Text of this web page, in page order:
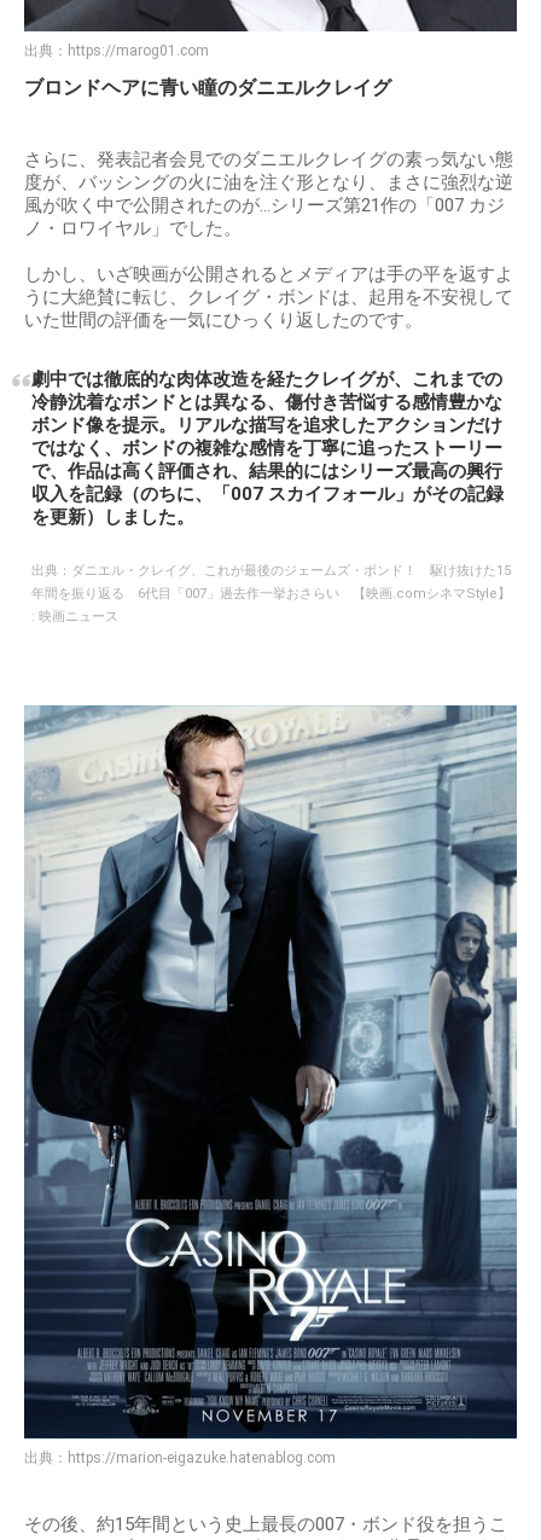
出典： https://marog01.com
ブロンドヘアに青い瞳のダニエルクレイグ
さらに、発表記者会見でのダニエルクレイグの素っ気ない態
度が、バッシングの火に油を注ぐ形となり、まさに強烈な逆
風が吹く中で公開されたのが…シリーズ第21作の「007 カジ
ノ・ロワイヤル」でした。
しかし、いざ映画が公開されるとメディアは手の平を返すよ
うに大絶賛に転じ、クレイグ・ボンドは、起用を不安視して
いた世間の評価を一気にひっくり返したのです。
劇中では徹底的な肉体改造を経たクレイグが、これまでの
冷静沈着なボンドとは異なる、傷付き苦悩する感情豊かな
ボンド像を提示。リアルな描写を追求したアクションだけ
ではなく、ボンドの複雑な感情を丁寧に追ったストーリー
で、作品は高く評価され、結果的にはシリーズ最高の興行
収入を記録（のちに、「007 スカイフォール」がその記録
を更新）しました。
出典： ダニエル・クレイグ、これが最後のジェームズ・ボンド！ 駆け抜けた15
年間を振り返る 6代目「007」過去作一挙おさらい 【映画.comシネマStyle】
: 映画ニュース
出典： https://marion-eigazuke.hatenablog.com
その後、約15年間という史上最長の007・ボンド役を担うこ